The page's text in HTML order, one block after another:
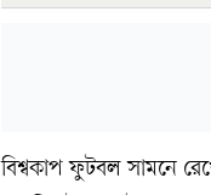
বিশ্বকাপ ফুটবল সামনে